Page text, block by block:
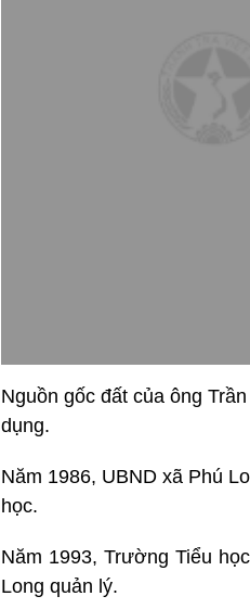
Nguồn gốc đất của ông
dụng.
Năm 1986, UBND xã Phú
học.
Năm 1993, Trường Tiểu
Long quản lý.